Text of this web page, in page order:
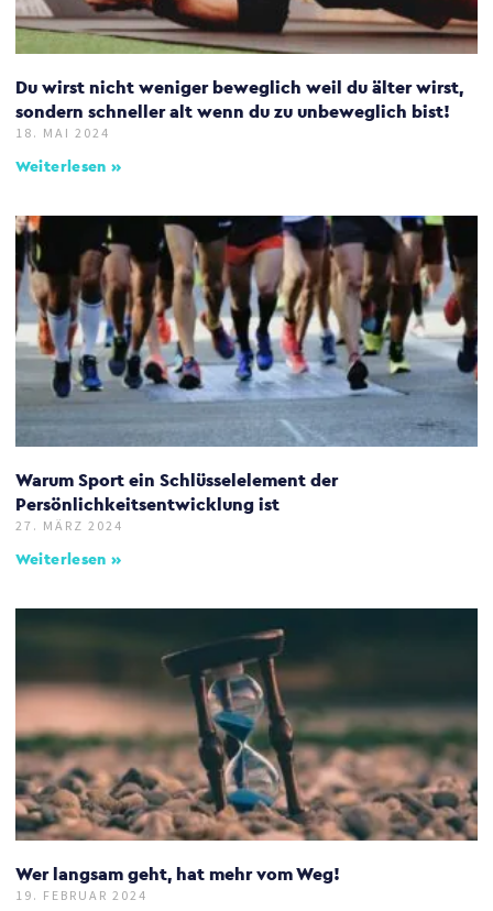
Du wirst nicht weniger beweglich weil du älter wirst,
sondern schneller alt wenn du zu unbeweglich bist!
18. MAI 2024
Weiterlesen »
Warum Sport ein Schlüsselelement der
Persönlichkeitsentwicklung ist
27. MÄRZ 2024
Weiterlesen »
Wer langsam geht, hat mehr vom Weg!
19. FEBRUAR 2024